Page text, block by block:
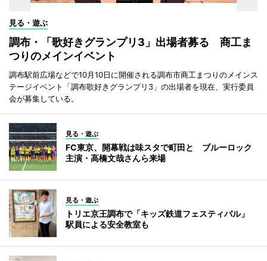
見る・遊ぶ
調布・「歌好きグランプリ3」出場者募る 商工ま
つりのメインイベント
調布駅前広場などで10月10日に開催される調布市商工まつりのメインス
テージイベント「調布歌好きグランプリ3」の出場者を現在、実行委員
会が募集している。
見る・遊ぶ
FC東京、開幕戦は味スタで町田と ブルーロック
主演・高橋文哉さんら来場
見る・遊ぶ
トリエ京王調布で「キッズ鉄道フェスティバル」
駅員による安全教室も